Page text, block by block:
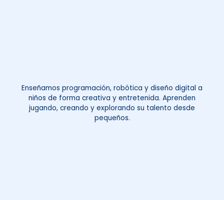
Enseñamos programación, robótica y diseño digital a
niños de forma creativa y entretenida. Aprenden
jugando, creando y explorando su talento desde
pequeños.